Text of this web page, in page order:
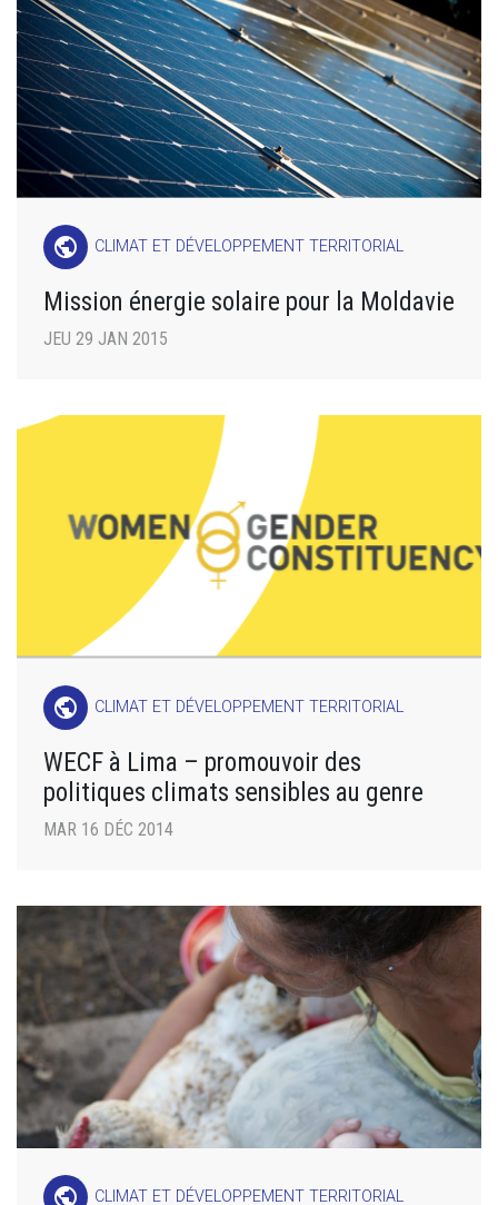
public CLIMAT ET DÉVELOPPEMENT TERRITORIAL
Mission énergie solaire pour la Moldavie
JEU 29 JAN 2015
public CLIMAT ET DÉVELOPPEMENT TERRITORIAL
WECF à Lima – promouvoir des
politiques climats sensibles au genre
MAR 16 DÉC 2014
public CLIMAT ET DÉVELOPPEMENT TERRITORIAL